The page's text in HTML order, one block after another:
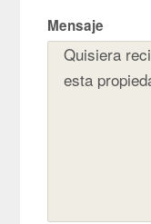
Mensaje